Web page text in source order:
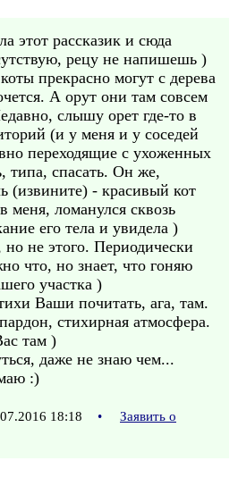
этот рассказик и сюда
рецу не напишешь )
прекрасно могут с дерева
А орут они там совсем
слышу орет где-то в
(и у меня и у соседей
переходящие с ухоженных
типа, спасать. Он же,
(извините) - красивый кот
меня, ломанулся сквозь
его тела и увидела )
не этого. Периодически
что, но знает, что гоняю
участка )
Ваши почитать, ага, там.
стихирная атмосфера.
там )
даже не знаю чем...
:)
18:18 •
Заявить о